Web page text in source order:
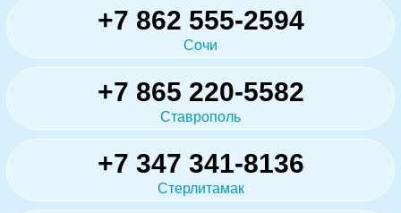
+7 862 555-2594
Сочи
+7 865 220-5582
Ставрополь
+7 347 341-8136
Стерлитамак